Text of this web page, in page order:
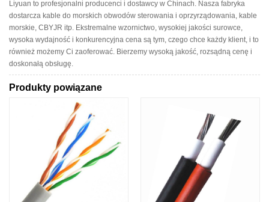
Liyuan to profesjonalni producenci i dostawcy w Chinach. Nasza fabryka
dostarcza kable do morskich obwodów sterowania i oprzyrządowania, kable
morskie, CBYJR itp. Ekstremalne wzornictwo, wysokiej jakości surowce,
wysoka wydajność i konkurencyjna cena są tym, czego chce każdy klient, i to
również możemy Ci zaoferować. Bierzemy wysoką jakość, rozsądną cenę i
doskonałą obsługę.
Produkty powiązane